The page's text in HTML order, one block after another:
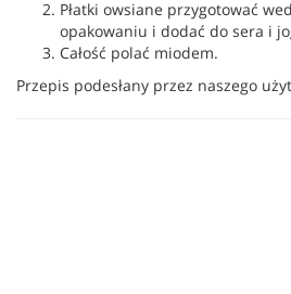
Płatki owsiane przygotować
opakowaniu i dodać do sera i
Całość polać miodem.
Przepis podesłany przez naszego